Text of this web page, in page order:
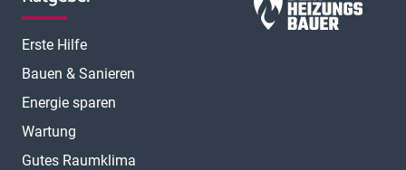
Erste Hilfe
Bauen & Sanieren
Energie sparen
Wartung
Gutes Raumklima